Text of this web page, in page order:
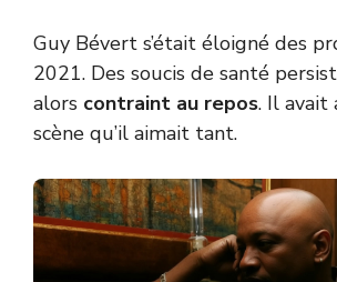
Guy Bévert s’était éloigné des
2021. Des soucis de santé
alors contraint au repos. Il avait
scène qu’il aimait tant.